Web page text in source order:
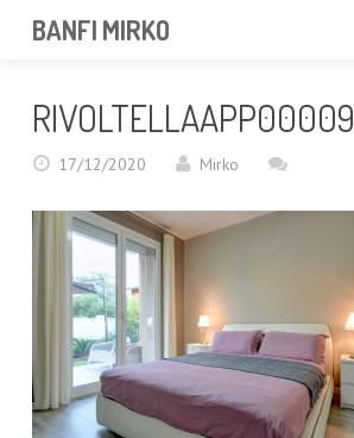
BANFI MIRKO
PORTFOLIO
SERVIZI
NEWS
CONTATTAMI
RIVOLTELLAAPP00009
17/12/2020 Mirko